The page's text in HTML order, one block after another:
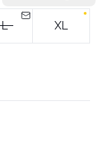
L XL